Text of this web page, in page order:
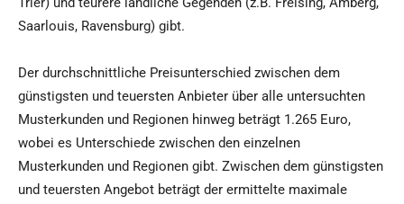
Saarlouis, Ravensburg) gibt.
Der durchschnittliche Preisunterschied zwischen dem
günstigsten und teuersten Anbieter über alle untersuchten
Musterkunden und Regionen hinweg beträgt 1.265 Euro,
wobei es Unterschiede zwischen den einzelnen
Musterkunden und Regionen gibt. Zwischen dem günstigsten
und teuersten Angebot beträgt der ermittelte maximale